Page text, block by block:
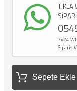
TIKLA
7x24
Sipariş
Sepete Ekle